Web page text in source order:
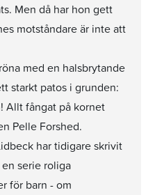
Men då har hon gett
motståndare är inte att
med en halsbrytande
starkt patos i grunden:
Allt fångat på kornet
Pelle Forshed.
har tidigare skrivit
serie roliga
för barn - om